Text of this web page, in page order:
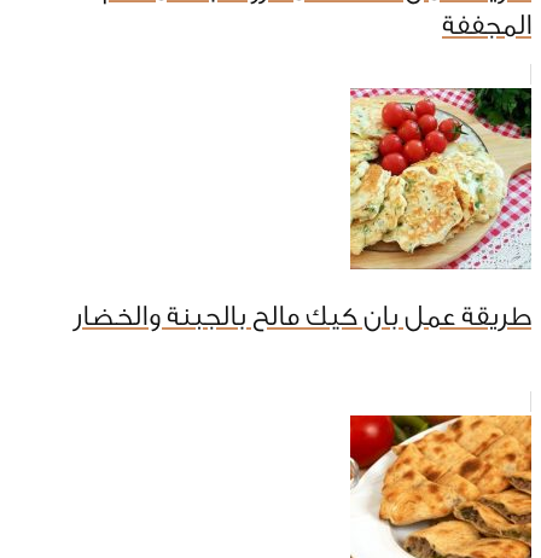
المجففة
طريقة عمل بان كيك مالح بالجبنة والخضار